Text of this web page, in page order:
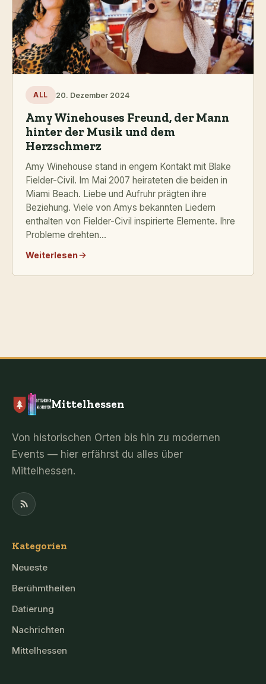
ALL 20. Dezember 2024
Amy Winehouses Freund, der Mann
hinter der Musik und dem
Herzschmerz
Amy Winehouse stand in engem Kontakt mit Blake
Fielder-Civil. Im Mai 2007 heirateten die beiden in
Miami Beach. Liebe und Aufruhr prägten ihre
Beziehung. Viele von Amys bekannten Liedern
enthalten von Fielder-Civil inspirierte Elemente. Ihre
Probleme drehten...
Weiterlesen
Mittelhessen
Von historischen Orten bis hin zu modernen
Events — hier erfährst du alles über
Mittelhessen.
Kategorien
Neueste
Berühmtheiten
Datierung
Nachrichten
Mittelhessen